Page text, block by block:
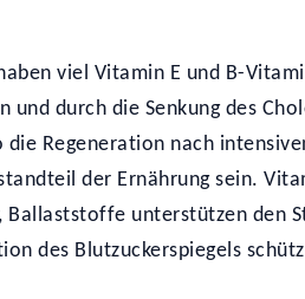
viel Vitamin E und B-
durch die Senkung des
Regeneration nach
der Ernährung sein.
Ballaststoffe unterstützen den
des Blutzuckerspiegels